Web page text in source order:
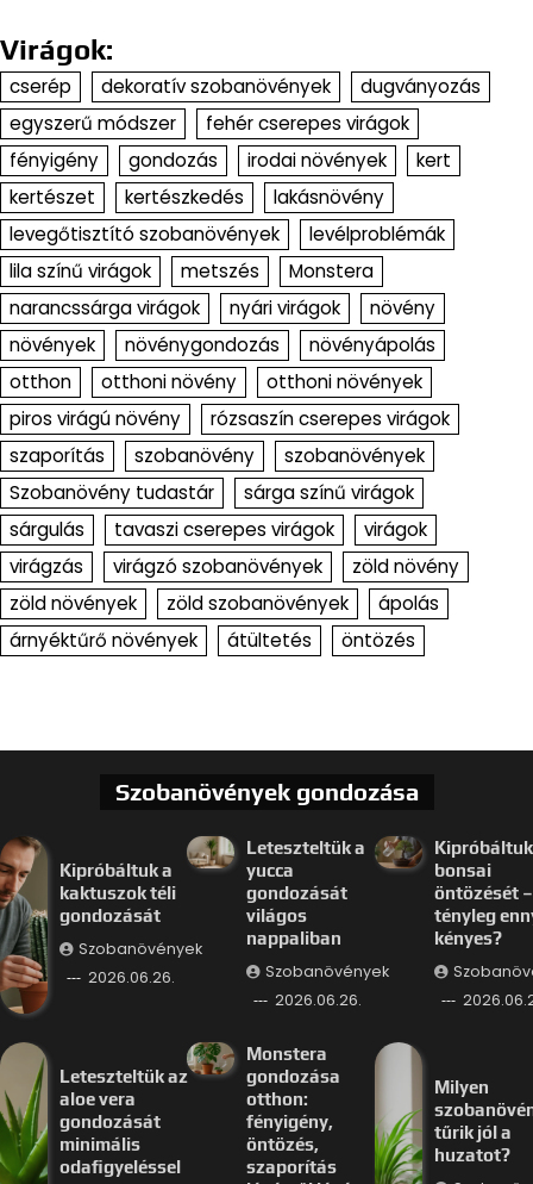
Virágok:
cserép dekoratív szobanövények
dugványozás
egyszerű módszer
fehér cserepes virágok
fényigény
gondozás irodai növények
kert
kertészet
kertészkedés
lakásnövény
levegőtisztító szobanövények
levélproblémák
lila színű virágok
metszés
Monstera
narancssárga virágok
nyári virágok
növény
növények
növénygondozás
növényápolás
otthon
otthoni növény
otthoni növények
piros virágú növény
rózsaszín cserepes virágok
szaporítás
szobanövény
szobanövények
Szobanövény tudastár
sárga színű virágok
sárgulás
tavaszi cserepes virágok
virágok
virágzás
virágzó szobanövények
zöld növény
zöld növények
zöld szobanövények
ápolás
árnyéktűrő növények
átültetés öntözés
Szobanövények gondozása
Kipróbáltuk a
kaktuszok téli
gondozását
Szobanövények
2026.06.26.
Leteszteltük a
yucca
gondozását
világos
nappaliban
Szobanövények
2026.06.26.
bonsai
öntözését –
tényleg
kényes?
Leteszteltük az
aloe vera
gondozását
minimális
odafigyeléssel
Monstera
gondozása
otthon:
fényigény,
öntözés,
szaporítás
Milyen
tűrik jól a
huzatot?